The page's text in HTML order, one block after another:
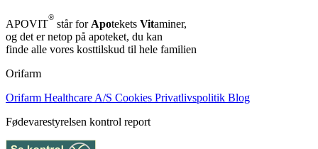
APOVIT
®
står for Apotekets Vitaminer,
og det er netop på apoteket, du kan
finde alle vores kosttilskud til hele familien
Orifarm
Orifarm Healthcare A/S Cookies Privatlivspolitik Blog
Fødevarestyrelsen kontrol report